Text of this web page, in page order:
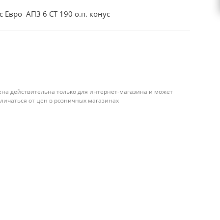
Евро АПЗ 6 СТ 190 о.п. конус
действительна только для интернет-магазина и может
от цен в розничных магазинах